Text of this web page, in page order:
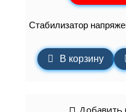
Стабилизатор
В корзину